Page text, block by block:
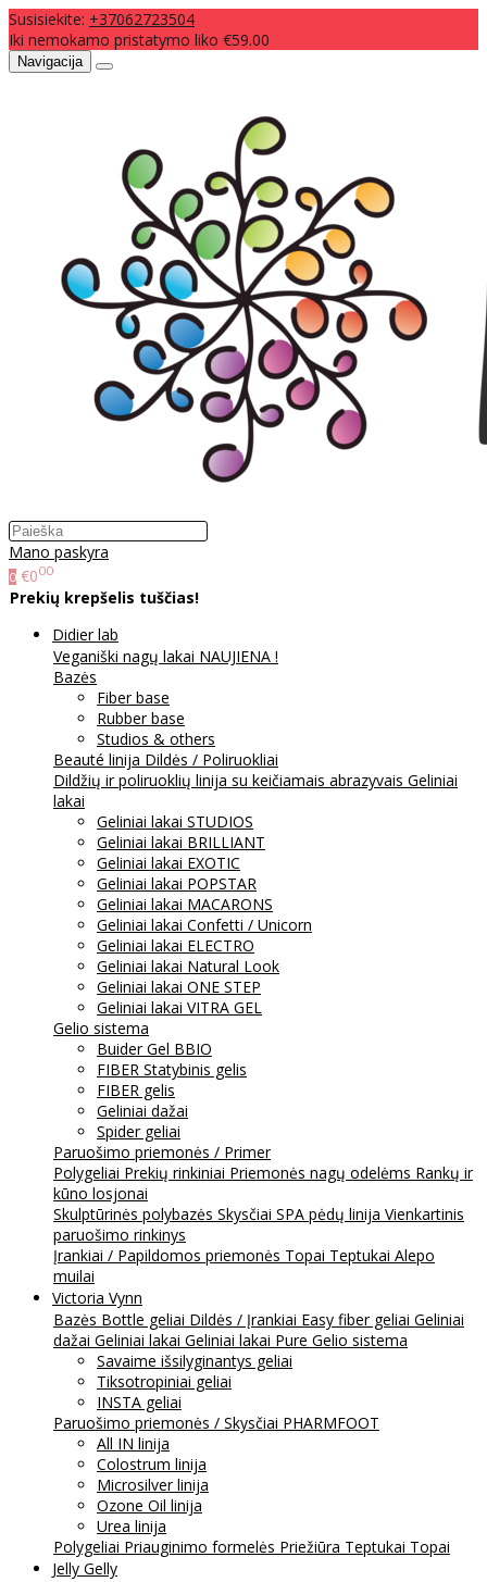
Susisiekite: +37062723504
Iki nemokamo pristatymo liko €59.00
Navigacija
Mano paskyra
0 €000
Prekių krepšelis tuščias!
Didier lab
Veganiški nagų lakai NAUJIENA !
Bazės
Fiber base
Rubber base
Studios & others
Beauté linija Dildės / Poliruokliai
Dildžių ir poliruoklių linija su keičiamais abrazyvais Geliniai
lakai
Geliniai lakai STUDIOS
Geliniai lakai BRILLIANT
Geliniai lakai EXOTIC
Geliniai lakai POPSTAR
Geliniai lakai MACARONS
Geliniai lakai Confetti / Unicorn
Geliniai lakai ELECTRO
Geliniai lakai Natural Look
Geliniai lakai ONE STEP
Geliniai lakai VITRA GEL
Gelio sistema
Buider Gel BBIO
FIBER Statybinis gelis
FIBER gelis
Geliniai dažai
Spider geliai
Paruošimo priemonės / Primer
Polygeliai Prekių rinkiniai Priemonės nagų odelėms Rankų ir
kūno losjonai
Skulptūrinės polybazės Skysčiai SPA pėdų linija Vienkartinis
paruošimo rinkinys
Įrankiai / Papildomos priemonės Topai Teptukai Alepo
muilai
Victoria Vynn
Bazės Bottle geliai Dildės / Įrankiai Easy fiber geliai Geliniai
dažai Geliniai lakai Geliniai lakai Pure Gelio sistema
Savaime išsilyginantys geliai
Tiksotropiniai geliai
INSTA geliai
Paruošimo priemonės / Skysčiai PHARMFOOT
All IN linija
Colostrum linija
Microsilver linija
Ozone Oil linija
Urea linija
Polygeliai Priauginimo formelės Priežiūra Teptukai Topai
Jelly Gelly